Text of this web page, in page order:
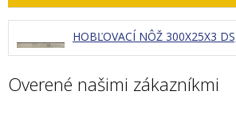
HOBĽOVACÍ NÔŽ 300X25X3
Overené našimi zákazníkmi